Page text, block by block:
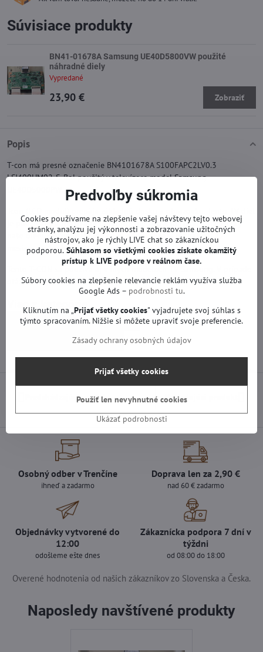
Popis
T-con má presné označenie BN4101678A S100FAPC2LV0.3
LSJ400HM02-S. Bol použitý v televízore model Samsung
je používaný a testovaný. Garantujeme 100% funkčnosť na všetky
naše diely. Použitý náhradný diel do televízora má záruku 12
mesiacov od zakúpenia.
Tento T-CON sa používa aj v iných modeloch TV Samsung. V prípade
otázok Vám radi poradíme.
Viac z kategórie
Náhradné diely | Samsung TV
T-con a iné | Samsung TV
Predchádzajúci produkt Nasledujúci produkt
Súvisiace produkty
BN41-01678A Samsung UE40D5800VW použité
náhradné diely
Vypredané
23,90 € Zobraziť
Osobný odber v Trenčíne
ihneď a zadarmo
Doprava len za 2,90 €
nad 60 € zadarmo
Objednávky vytvorené do
12:00
odošleme ešte dnes
Zákaznícka podpora 7 dní v
týždni
od 08:00 do 18:00
Overené hodnotenia od našich zákazníkov zo Slovenska a Česka.
Naposledy navštívené produkty
Predvoľby súkromia
Cookies používame na zlepšenie vašej návštevy tejto webovej
stránky, analýzu jej výkonnosti a zobrazovanie užitočných
nástrojov, ako je rýchly LIVE chat so zákazníckou
podporou. Súhlasom so všetkými cookies získate okamžitý
prístup k LIVE podpore v reálnom čase.
Súbory cookies na zlepšenie relevancie reklám využíva služba
Google Ads – podrobnosti tu.
Kliknutím na „Prijať všetky cookies" vyjadrujete svoj súhlas s
týmto spracovaním. Nižšie si môžete upraviť svoje preferencie.
Zásady ochrany osobných údajov
Ukázať podrobnosti
Prijať všetky cookies
Použiť len nevyhnutné cookies